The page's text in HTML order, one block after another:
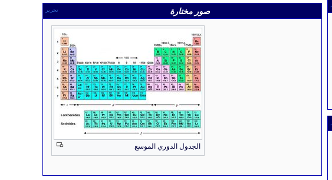
تحرير صور مختارة
الجدول الدوري الموسع